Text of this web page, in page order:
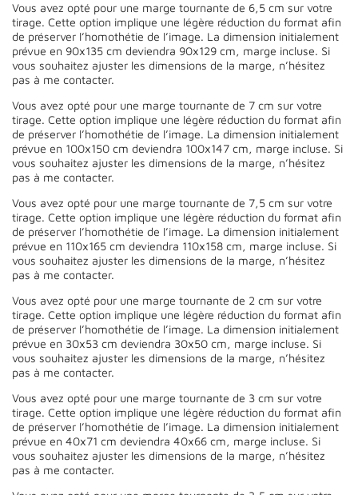
Vous avez opté pour une marge tournante de 6,5 cm sur votre
tirage. Cette option implique une légère réduction du format afin
de préserver l’homothétie de l’image. La dimension initialement
prévue en 90x135 cm deviendra 90x129 cm, marge incluse. Si
vous souhaitez ajuster les dimensions de la marge, n’hésitez
pas à me contacter.
Vous avez opté pour une marge tournante de 7 cm sur votre
tirage. Cette option implique une légère réduction du format afin
de préserver l’homothétie de l’image. La dimension initialement
prévue en 100x150 cm deviendra 100x147 cm, marge incluse. Si
vous souhaitez ajuster les dimensions de la marge, n’hésitez
pas à me contacter.
Vous avez opté pour une marge tournante de 7,5 cm sur votre
tirage. Cette option implique une légère réduction du format afin
de préserver l’homothétie de l’image. La dimension initialement
prévue en 110x165 cm deviendra 110x158 cm, marge incluse. Si
vous souhaitez ajuster les dimensions de la marge, n’hésitez
pas à me contacter.
Vous avez opté pour une marge tournante de 2 cm sur votre
tirage. Cette option implique une légère réduction du format afin
de préserver l’homothétie de l’image. La dimension initialement
prévue en 30x53 cm deviendra 30x50 cm, marge incluse. Si
vous souhaitez ajuster les dimensions de la marge, n’hésitez
pas à me contacter.
Vous avez opté pour une marge tournante de 3 cm sur votre
tirage. Cette option implique une légère réduction du format afin
de préserver l’homothétie de l’image. La dimension initialement
prévue en 40x71 cm deviendra 40x66 cm, marge incluse. Si
vous souhaitez ajuster les dimensions de la marge, n’hésitez
pas à me contacter.